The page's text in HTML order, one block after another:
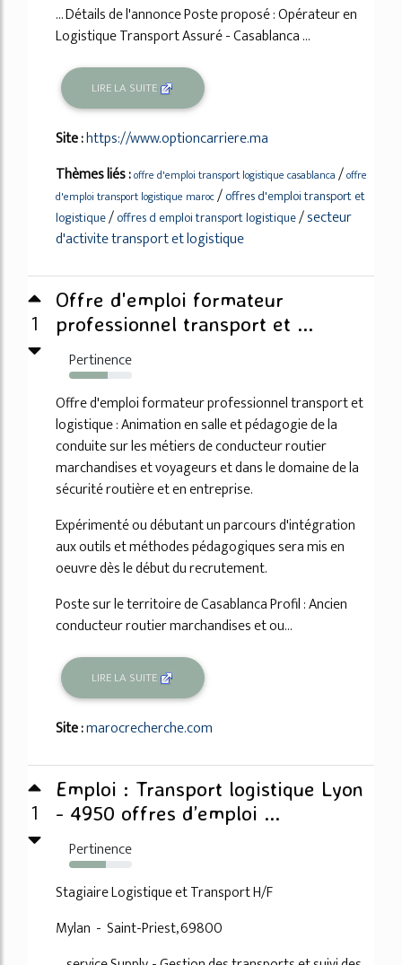
... Détails de l'annonce Poste proposé : Opérateur en
Logistique Transport Assuré - Casablanca ...
LIRE LA SUITE
Site :https://www.optioncarriere.ma
Thèmes liés :offre d'emploi transport logistique casablanca /offre
d'emploi transport logistique maroc/offres d'emploi transport et
logistique/offres d emploi transport logistique/secteur
d'activite transport et logistique
1
Offre d'emploi formateur
professionnel transport et ...
Pertinence
61%
Offre d'emploi formateur professionnel transport et
logistique : Animation en salle et pédagogie de la
conduite sur les métiers de conducteur routier
marchandises et voyageurs et dans le domaine de la
sécurité routière et en entreprise.
Expérimenté ou débutant un parcours d'intégration
aux outils et méthodes pédagogiques sera mis en
oeuvre dès le début du recrutement.
Poste sur le territoire de Casablanca Profil : Ancien
conducteur routier marchandises et ou...
LIRE LA SUITE
Site :marocrecherche.com
1
Emploi : Transport logistique Lyon
- 4950 offres d’emploi ...
Pertinence
58%
Stagiaire Logistique et Transport H/F
Mylan - Saint-Priest, 69800